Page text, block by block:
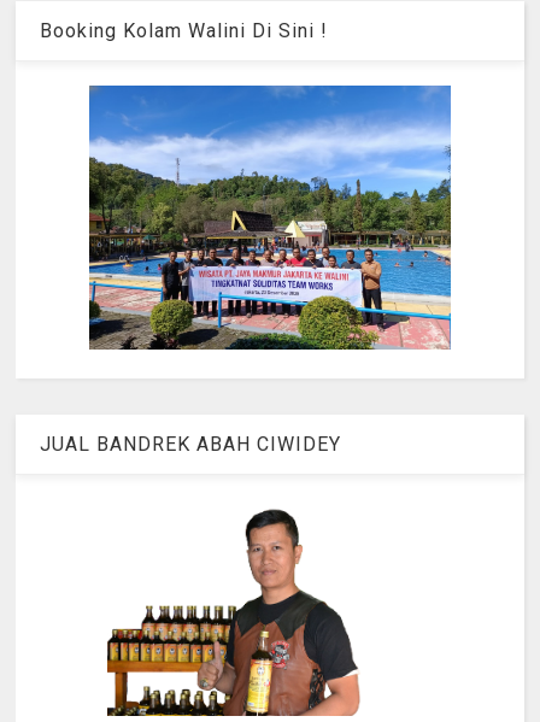
Booking Kolam Walini Di Sini !
JUAL BANDREK ABAH CIWIDEY